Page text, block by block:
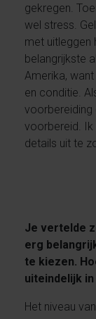
gekregen.
wel stress.
met uitleggen
belangrijkste
Amerika,
en conditie.
voorbereiding
voorbereid. Ik
details uit te
Je vertelde
erg
te kiezen.
uiteindelijk in
Het niveau